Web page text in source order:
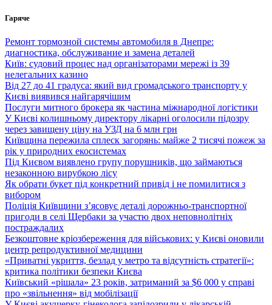
Перейти
вмісту
Гаряче
Ремонт тормозной системы автомобиля в Днепре:
диагностика, обслуживание и замена деталей
Київ: судовий процес над організаторами мережі із 39
нелегальних казино
Від 27 до 41 градуса: який вид громадського транспорту у
Києві виявився найгарячішим
Послуги митного брокера як частина міжнародної логістики
У Києві колишньому директору лікарні оголосили підозру
через завищену ціну на УЗД на 6 млн грн
Київщина пережила сплеск загорянь: майже 2 тисячі пожеж за
рік у природних екосистемах
Під Києвом виявлено групу порушників, що займаються
незаконною вирубкою лісу
Як обрати букет під конкретний привід і не помилитися з
вибором
Поліція Київщини з’ясовує деталі дорожньо-транспортної
пригоди в селі Щербаки за участю двох неповнолітніх
постраждалих
Безкоштовне кріозбереження для військових: у Києві оновили
центр репродуктивної медицини
«Приватні укриття, безлад у метро та відсутність стратегії»:
критика політики безпеки Києва
Київський «рішала» 23 років, затриманий за $6 000 у справі
про «звільнення» від мобілізації